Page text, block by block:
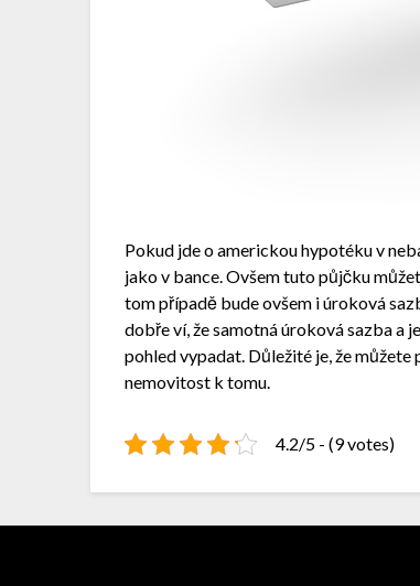
Pokud jde o americkou hypotéku v
jako v bance. Ovšem tuto půjčku
tom případě bude ovšem i úroková
dobře ví, že samotná úroková sazba a
pohled vypadat. Důležité je, že
nemovitost k tomu.
4.2/5 - (9 votes)